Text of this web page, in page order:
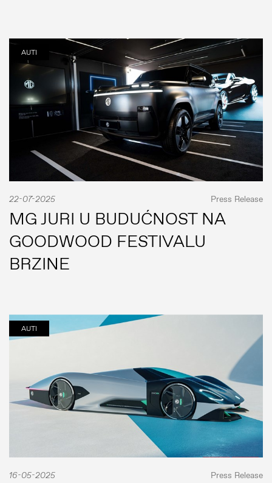
AUTI
22-07-2025 Press Release
MG JURI U BUDUĆNOST NA
GOODWOOD FESTIVALU
BRZINE
AUTI
16-05-2025 Press Release